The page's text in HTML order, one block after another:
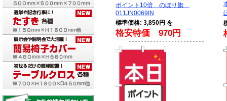
ポイント10倍 のぼり旗
011JN0069IN
標準価格: 3,850円 を
格安特価 970円